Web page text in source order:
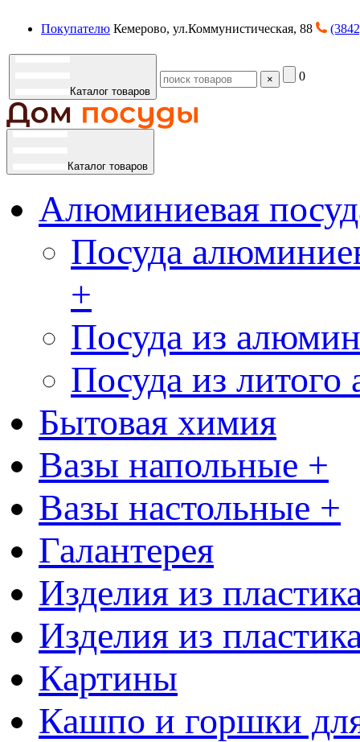
Покупателю Кемерово, ул.Коммунистическая, 88
Каталог товаров
× 0
Каталог товаров
Алюминиевая
Посуда
+
Посуда из
Посуда из
Бытовая химия
Вазы напольные +
Вазы настольные +
Галантерея
Изделия из
Изделия из
Картины
Кашпо и горшки